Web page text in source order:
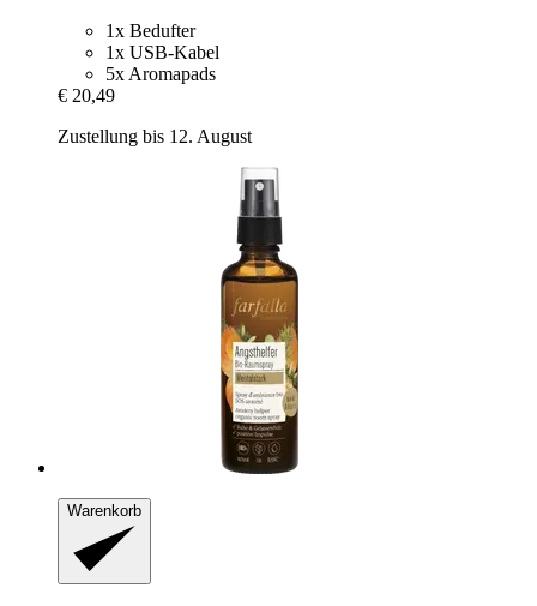
1x Bedufter
1x USB-Kabel
5x Aromapads
€ 20,49
Zustellung bis 12. August
Warenkorb